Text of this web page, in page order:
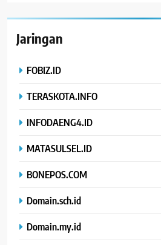
Jaringan
FOBIZ.ID
TERASKOTA.INFO
INFODAENG4.ID
MATASULSEL.ID
BONEPOS.COM
Domain.sch.id
Domain.my.id